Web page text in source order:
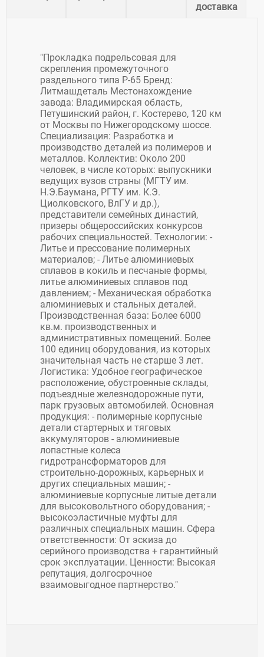
доставка
"Прокладка подрельсовая для
скрепления промежуточного
раздельного типа Р-65 Бренд:
Литмашдеталь Местонахождение
завода: Владимирская область,
Петушинский район, г. Костерево, 120 км
от Москвы по Нижегородскому шоссе.
Специализация: Разработка и
производство деталей из полимеров и
металлов. Коллектив: Около 200
человек, в числе которых: выпускники
ведущих вузов страны (МГТУ им.
Н.Э.Баумана, РГТУ им. К.Э.
Циолковского, ВлГУ и др.),
представители семейных династий,
призеры общероссийских конкурсов
рабочих специальностей. Технологии: -
Литье и прессование полимерных
материалов; - Литье алюминиевых
сплавов в кокиль и песчаные формы,
литье алюминиевых сплавов под
давлением; - Механическая обработка
алюминиевых и стальных деталей.
Производственная база: Более 6000
кв.м. производственных и
административных помещений. Более
100 единиц оборудования, из которых
значительная часть не старше 3 лет.
Логистика: Удобное географическое
расположение, обустроенные склады,
подъездные железнодорожные пути,
парк грузовых автомобилей. Основная
продукция: - полимерные корпусные
детали стартерных и тяговых
аккумуляторов - алюминиевые
лопастные колеса
гидротрансформаторов для
строительно-дорожных, карьерных и
других специальных машин; -
алюминиевые корпусные литые детали
для высоковольтного оборудования; -
высокоэластичные муфты для
различных специальных машин. Сфера
ответственности: От эскиза до
серийного производства + гарантийный
срок эксплуатации. Ценности: Высокая
репутация, долгосрочное
взаимовыгодное партнерство."